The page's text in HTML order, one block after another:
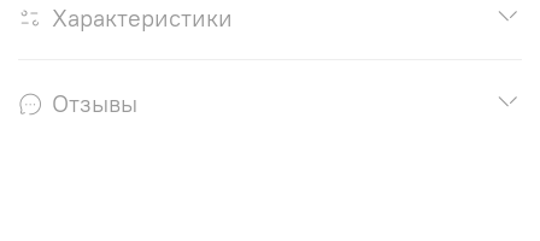
Характеристики
Отзывы